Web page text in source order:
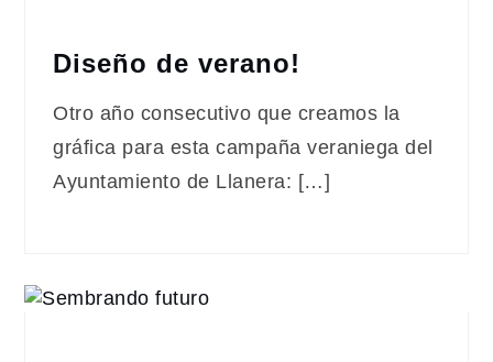
Diseño de verano!
Otro año consecutivo que creamos la
gráfica para esta campaña veraniega del
Ayuntamiento de Llanera: […]